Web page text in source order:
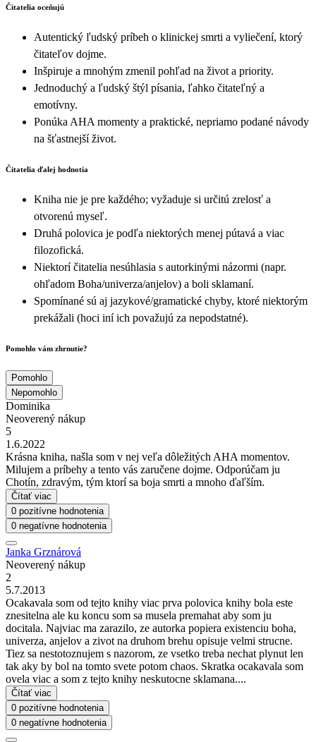
Čitatelia oceňujú
Autentický ľudský príbeh o klinickej smrti a vyliečení, ktorý
čitateľov dojme.
Inšpiruje a mnohým zmenil pohľad na život a priority.
Jednoduchý a ľudský štýl písania, ľahko čitateľný a
emotívny.
Ponúka AHA momenty a praktické, nepriamo podané návody
na šťastnejší život.
Čitatelia ďalej hodnotia
Kniha nie je pre každého; vyžaduje si určitú zrelosť a
otvorenú myseľ.
Druhá polovica je podľa niektorých menej pútavá a viac
filozofická.
Niektorí čitatelia nesúhlasia s autorkinými názormi (napr.
ohľadom Boha/univerza/anjelov) a boli sklamaní.
Spomínané sú aj jazykové/gramatické chyby, ktoré niektorým
prekážali (hoci iní ich považujú za nepodstatné).
Pomohlo vám zhrnutie?
Pomohlo
Nepomohlo
Dominika
Neoverený nákup
5
1.6.2022
Krásna kniha, našla som v nej veľa dôležitých AHA momentov.
Milujem a príbehy a tento vás zaručene dojme. Odporúčam ju
Chotín, zdravým, tým ktorí sa boja smrti a mnoho ďaľším.
Čítať viac
0 pozitívne hodnotenia
0 negatívne hodnotenia
Janka Grznárová
Neoverený nákup
2
5.7.2013
Ocakavala som od tejto knihy viac prva polovica knihy bola este
znesitelna ale ku koncu som sa musela premahat aby som ju
docitala. Najviac ma zarazilo, ze autorka popiera existenciu boha,
univerza, anjelov a zivot na druhom brehu opisuje velmi strucne.
Tiez sa nestotoznujem s nazorom, ze vsetko treba nechat plynut len
tak aky by bol na tomto svete potom chaos. Skratka ocakavala som
ovela viac a som z tejto knihy neskutocne sklamana....
Čítať viac
0 pozitívne hodnotenia
0 negatívne hodnotenia